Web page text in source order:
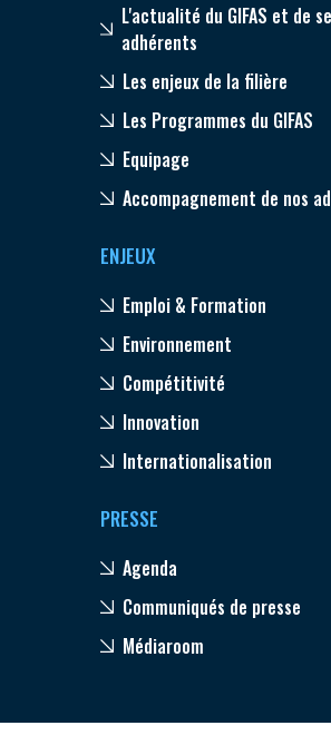
L'actualité du GIFAS et de
adhérents
Les enjeux de la filière
Les Programmes du GIFAS
Equipage
Accompagnement de nos
ENJEUX
Emploi & Formation
Environnement
Compétitivité
Innovation
Internationalisation
PRESSE
Agenda
Communiqués de presse
Médiaroom